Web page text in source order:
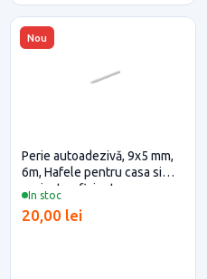
Nou
In stoc
Perie autoadezivă, 9x5 mm,
6m, Hafele pentru casa si
proiecte eficiente
20,00 lei